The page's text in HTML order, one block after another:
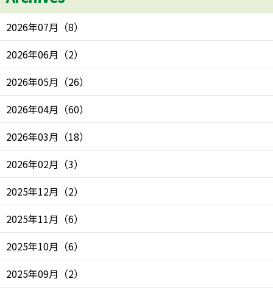
2026年07月 （8）
2026年06月 （2）
2026年05月 （26）
2026年04月 （60）
2026年03月 （18）
2026年02月 （3）
2025年12月 （2）
2025年11月 （6）
2025年10月 （6）
2025年09月 （2）